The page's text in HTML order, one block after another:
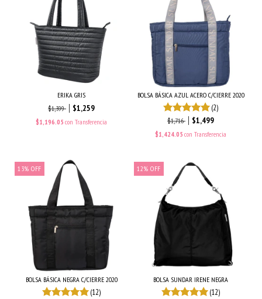
ERIKA GRIS
$1,399
$1,259
$1,196.05 con Transferencia
BOLSA BÁSICA AZUL ACERO C/CIERRE 2020
(2)
$1,716 $1,499
$1,424.05 con Transferencia
13% OFF
BOLSA BÁSICA NEGRA C/CIERRE 2020
(12)
12% OFF
BOLSA SUNDAR IRENE NEGRA
(12)